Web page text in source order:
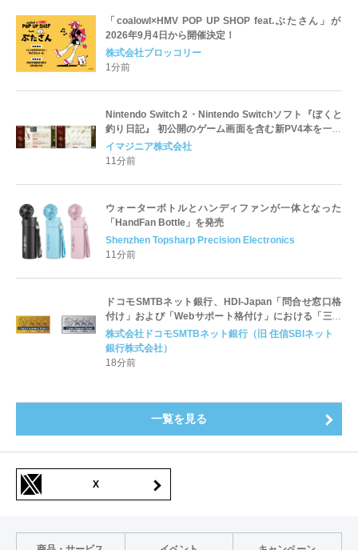
「coalowl×HMV POP UP SHOP feat.ぶたさん」が
2026年9月4日から開催決定！
株式会社ブロッコリー
1分前
Nintendo Switch 2・Nintendo Switchソフト『ぼくと
釣り日記』 初公開のゲーム画面を含む新PV4本を一挙
公開！
イマジニア株式会社
11分前
ウォーターボトルとハンディファンが一体となった
「HandFan Bottle」を発売
Shenzhen Topsharp Precision Electronics
11分前
ドコモSMTBネット銀行、HDI-Japan「問合せ窓口格
付け」および「Webサポート格付け」における「三つ
星」獲得のお知らせ
株式会社ドコモSMTBネット銀行（旧 住信SBIネット
銀行株式会社）
18分前
一覧を見る
X